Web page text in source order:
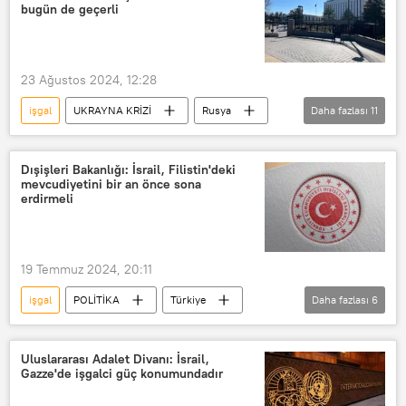
bugün de geçerli
23 Ağustos 2024, 12:28
işgal UKRAYNA KRİZİ
Rusya
ABD
Ukrayna
Kursk
Kursk Bölgesi
Nazi
Nazi Almanyası
Sovyetler Birliği
Büyük Vatanseverlik Savaşı
Daha fazlası 11
Dışişleri Bakanlığı: İsrail, Filistin'deki
mevcudiyetini bir an önce sona
erdirmeli
19 Temmuz 2024, 20:11
işgal POLİTİKA
Türkiye
Dışişleri Bakanlığı
açıklama
İsrail
İsrail-Filistin
İsrail-Filistin sorunu
Daha fazlası 6
Uluslararası Adalet Divanı: İsrail,
Gazze'de işgalci güç konumundadır